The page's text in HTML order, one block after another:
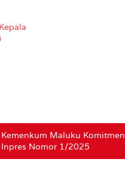
Maluku Komitmen
Nomor 1/2025